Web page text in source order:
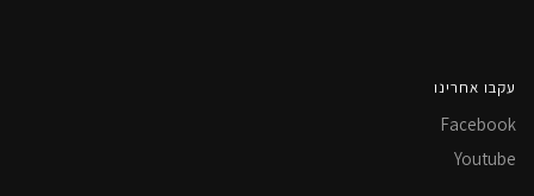
עקבו אחרינו
Facebook
Youtube